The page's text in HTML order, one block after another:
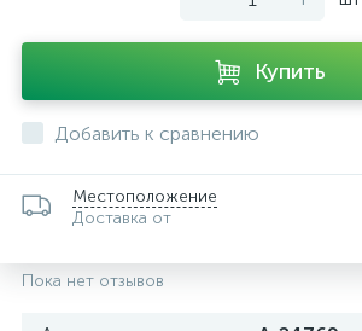
Купить
Добавить к сравнению
Местоположение
Доставка от
Пока нет отзывов